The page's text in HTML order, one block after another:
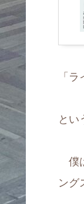
「
とい
僕
ング